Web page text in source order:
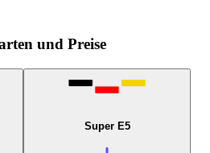
und Preise
Super E5